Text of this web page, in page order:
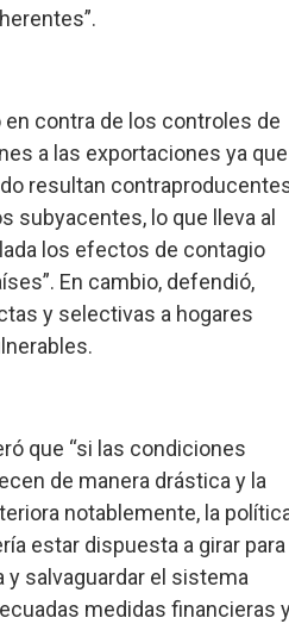
contra de los controles de
a las exportaciones ya que
resultan
subyacentes, lo que lleva al
los efectos de contagio
En cambio, defendió,
y selectivas a hogares
que “si las condiciones
de manera drástica y la
notablemente, la
estar dispuesta a girar para
y salvaguardar el sistema
medidas financieras